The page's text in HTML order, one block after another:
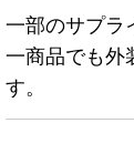
一部のサプラ
一商品でも外
す。